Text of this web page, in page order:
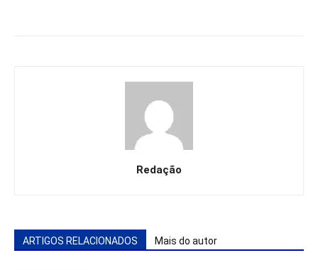
Redação
ARTIGOS RELACIONADOS Mais do autor